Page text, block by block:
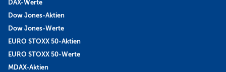
DAX-Werte
Dow Jones-Aktien
Dow Jones-Werte
EURO STOXX 50-Aktien
EURO STOXX 50-Werte
MDAX-Aktien